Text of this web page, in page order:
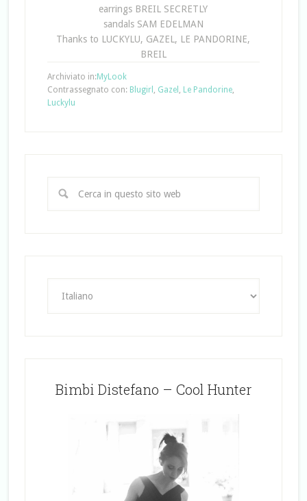
earrings BREIL SECRETLY
sandals SAM EDELMAN
Thanks to LUCKYLU, GAZEL, LE PANDORINE,
BREIL
Archiviato in:MyLook
Contrassegnato con: Blugirl Gazel Le Pandorine,
Luckylu
Bimbi Distefano – Cool Hunter